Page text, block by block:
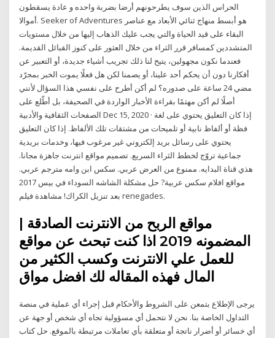
الحراس الذين سوف يطرحونهم أرضا بضربة واحده و عادة يسقطون
أموالا. Seeker of Adventures هو أبسط منهاج ثنائي الأبعاد مع عناصر
البقاء على قيد الحياة والتي يجب عليك الذهاب إليها من خلال مستويات
المتشددين كمسافر قرر الثراء من خلال العثور على كنوز القبائل القديمة.
فعندما نكون مجهولين، يتيح لنا ذلك تجريب أشياء جديدة، أو التعبير عن
أفكارنا دون أن يحكم أحد علينا، أو يصمنا لكن هل فعلًا يموت الخبر بمجرّد
مضي 24 ساعة على صدوره؟ لم أكن أطرح على نفسي هذا السؤال لأنني
أصلًا لم أكن مهتمًا بقراءة الأخبار الواردة في الصحيفة، بل أطّلع على
الصفحات الثقافية والأدبية Dec 15, 2020 · إذا كان التعليق يحتوي على لغة
فظة أو ألفاظ نابية أو تلميحات من مشتقات تلك الألفاظ. إذا كان التعليق
يحتوي على رسائل بريد إلكتروني غير مرغوب فيها، وخدمات بريدية
جماعية تروّج لخطط الثراء السريع. تصميم مواقع انترنت جاهزة مجانا.
هذي قناة البدايه. ممنوع من العرض عربي. سكس ابن وامه مترجم عربي.
مواقع افلام سكس عربية? حل مشكلة الشاشه السوداء في بيس 2017
بعد تنزيل الكراك! مشاهدة فيلم renegades.
مواقع الربح من الانترنت الصادقة |
المضمونه 2019 اذا كنت تبحث عن مواقع
للعمل علي الانترنت وكسب الكثير من
المال فهذه المقاله لك افضل مواق
يرجى الإطلاع بتمعن على الشروط والأحكام قبل إجراء أي عملية في منصة
التداول الخاصة بنا. نحن لا نتحمل أي مسؤولية تجاه أي شخص أو جهة عن
أي خسائر أو أضرار ناتجة أو متعلقة بأي تعاملات مرتبطة بالموقع. حل كتاب